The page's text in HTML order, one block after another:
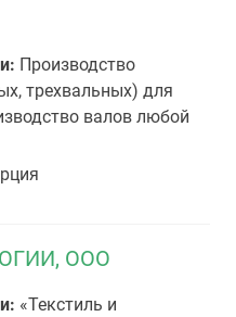
Производство
трехвальных) для
валов любой
ООО
«Текстиль и